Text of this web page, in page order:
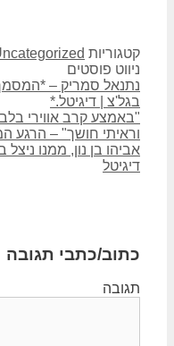
קטגוריות
ניווט פוסטים
נתנאל סמריק –
בגל'צ | דיגיטל.*
"באמצע קרב אווירי
וראיתי חושך" – הרגע
אביהו בן נון, ממנו
דיגיטל
כתוב/כתבי תגובה
תגובה